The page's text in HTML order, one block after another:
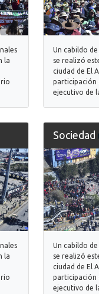
la
Un cabildo
se realizó
ciudad de El
participación
ejecutivo de
la
Sociedad
Un cabildo
se realizó
ciudad de El
participación
ejecutivo de